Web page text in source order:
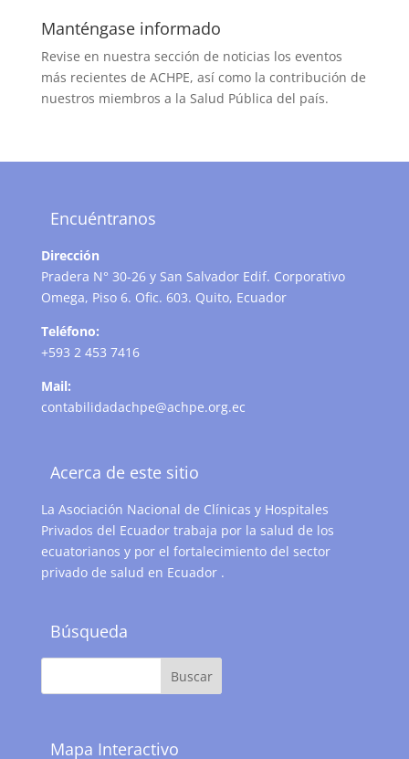
Manténgase informado
Revise en nuestra sección de noticias los eventos
más recientes de ACHPE, así como la contribución de
nuestros miembros a la Salud Pública del país.
Encuéntranos
Dirección
Pradera N° 30-26 y San Salvador Edif. Corporativo
Omega, Piso 6. Ofic. 603. Quito, Ecuador
Teléfono:
+593 2 453 7416
Mail:
contabilidadachpe@achpe.org.ec
Acerca de este sitio
La Asociación Nacional de Clínicas y Hospitales
Privados del Ecuador trabaja por la salud de los
ecuatorianos y por el fortalecimiento del sector
privado de salud en Ecuador .
Búsqueda
Mapa Interactivo